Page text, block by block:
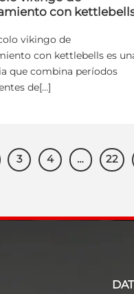
con
vikingo de
con kettlebells es
que combina períodos
de[...]
3 4 … 22